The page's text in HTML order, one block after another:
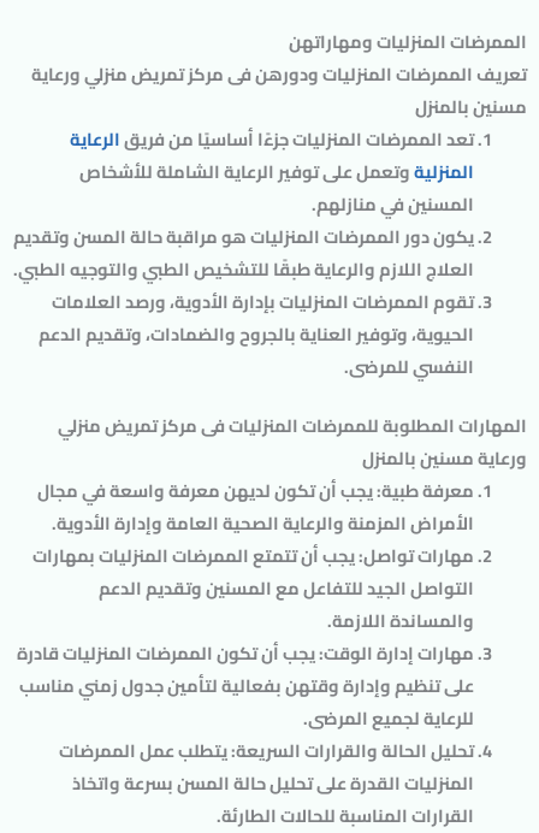
الممرضات المنزليات ومهاراتهن
تعريف الممرضات المنزليات ودورهن فى مركز تمريض منزلي ورعاية
مسنين بالمنزل
تعد الممرضات المنزليات جزءًا أساسيًا من فريقالرعاية
المنزليةوتعمل على توفير الرعاية الشاملة للأشخاص
المسنين في منازلهم.
يكون دور الممرضات المنزليات هو مراقبة حالة المسن وتقديم
العلاج اللازم والرعاية طبقًا للتشخيص الطبي والتوجيه الطبي.
تقوم الممرضات المنزليات بإدارة الأدوية، ورصد العلامات
الحيوية، وتوفير العناية بالجروح والضمادات، وتقديم الدعم
النفسي للمرضى.
المهارات المطلوبة للممرضات المنزليات فى مركز تمريض منزلي
ورعاية مسنين بالمنزل
معرفة طبية: يجب أن تكون لديهن معرفة واسعة في مجال
الأمراض المزمنة والرعاية الصحية العامة وإدارة الأدوية.
مهارات تواصل: يجب أن تتمتع الممرضات المنزليات بمهارات
التواصل الجيد للتفاعل مع المسنين وتقديم الدعم
والمساندة اللازمة.
مهارات إدارة الوقت: يجب أن تكون الممرضات المنزليات قادرة
على تنظيم وإدارة وقتهن بفعالية لتأمين جدول زمني مناسب
للرعاية لجميع المرضى.
تحليل الحالة والقرارات السريعة: يتطلب عمل الممرضات
المنزليات القدرة على تحليل حالة المسن بسرعة واتخاذ
القرارات المناسبة للحالات الطارئة.